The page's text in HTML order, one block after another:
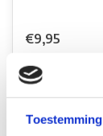
Toestemming
€9,95